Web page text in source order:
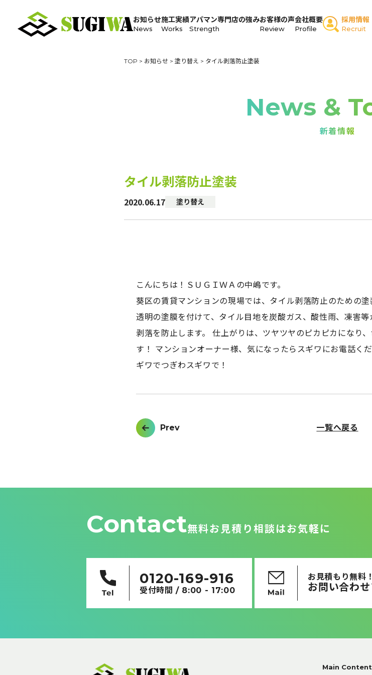
お知らせ
News
施工実績
Works
アパマン専門店の強み
Strength
お客様の声
Review
会社概要
Profile
採用情報
Recruit
TOP > お知らせ > 塗り替え > タイル剥落防止塗装
News &
新着情報
タイル剥落防止塗装
2020.06.17 塗り替え
こんにちは！ＳＵＧＩＷＡの中嶋です。
葵区の賃貸マンションの現場では、タイル剥落防止のための
透明の塗膜を付けて、タイル目地を炭酸ガス、酸性雨、凍害
剥落を防止します。 仕上がりは、ツヤツヤのピカピカになり
す！ マンションオーナー様、気になったらスギワにお電話く
ギワでつぎわスギワで！
投
稿
ョ
Prev 一覧へ戻る
Contact無料お見積り相談はお気軽に
0120-169-916
受付時間 / 8:00 - 17:00
お見積もり無料！
お問い合わ
Main